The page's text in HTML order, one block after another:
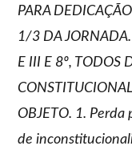
PARA
1/3 DA JORNADA.
E III E 8º, TODOS
OBJETO. 1.
de